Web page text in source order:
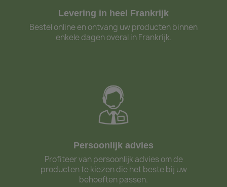
Levering in heel Frankrijk
Bestel online en ontvang uw producten binnen
enkele dagen overal in Frankrijk.
Persoonlijk advies
Profiteer van persoonlijk advies om de
producten te kiezen die het beste bij uw
behoeften passen.